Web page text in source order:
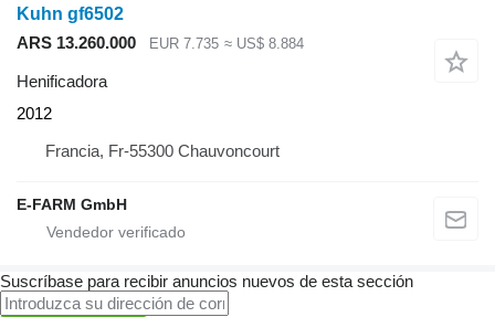
Kuhn gf6502
ARS 13.260.000
EUR 7.735 ≈ US$ 8.884
Henificadora
2012
Francia, Fr-55300 Chauvoncourt
E-FARM GmbH
Suscríbase para recibir anuncios nuevos de esta sección